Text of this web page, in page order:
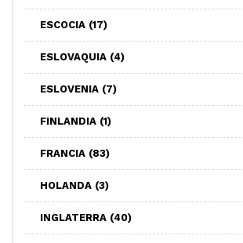
ESCOCIA (17)
ESLOVAQUIA (4)
ESLOVENIA (7)
FINLANDIA (1)
FRANCIA (83)
HOLANDA (3)
INGLATERRA (40)